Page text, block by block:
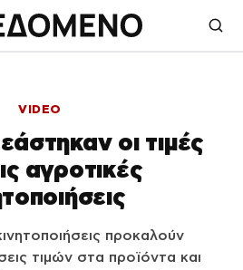
VIDEO
οι τιμές
αγροτικές
προκαλούν
τιμών στα προϊόντα και